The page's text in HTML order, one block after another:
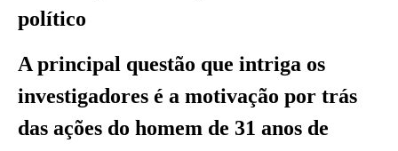
político
A principal questão que intriga os
investigadores é a motivação por trás
das ações do homem de 31 anos de